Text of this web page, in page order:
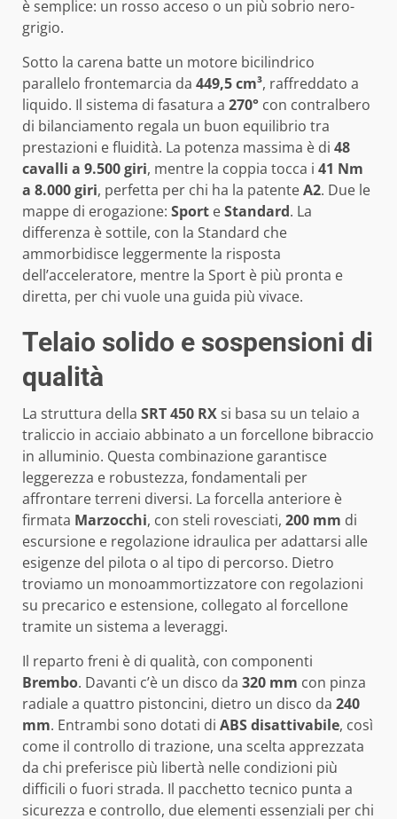
è semplice: un rosso acceso o un più sobrio nero-
grigio.
Sotto la carena batte un motore bicilindrico
parallelo frontemarcia da 449,5 cm³, raffreddato a
liquido. Il sistema di fasatura a 270° con contralbero
di bilanciamento regala un buon equilibrio tra
prestazioni e fluidità. La potenza massima è di 48
cavalli a 9.500 giri, mentre la coppia tocca i 41 Nm
a 8.000 giri, perfetta per chi ha la patenteA2. Due le
mappe di erogazione: Sport eStandard. La
differenza è sottile, con la Standard che
ammorbidisce leggermente la risposta
dell’acceleratore, mentre la Sport è più pronta e
diretta, per chi vuole una guida più vivace.
Telaio solido e sospensioni di
qualità
La struttura della SRT 450 RXsi basa su un telaio a
traliccio in acciaio abbinato a un forcellone bibraccio
in alluminio. Questa combinazione garantisce
leggerezza e robustezza, fondamentali per
affrontare terreni diversi. La forcella anteriore è
firmata Marzocchi, con steli rovesciati, 200 mm di
escursione e regolazione idraulica per adattarsi alle
esigenze del pilota o al tipo di percorso. Dietro
troviamo un monoammortizzatore con regolazioni
su precarico e estensione, collegato al forcellone
tramite un sistema a leveraggi.
Il reparto freni è di qualità, con componenti
Brembo. Davanti c’è un disco da 320 mm con pinza
radiale a quattro pistoncini, dietro un disco da 240
mm. Entrambi sono dotati di ABS disattivabile, così
come il controllo di trazione, una scelta apprezzata
da chi preferisce più libertà nelle condizioni più
difficili o fuori strada. Il pacchetto tecnico punta a
sicurezza e controllo, due elementi essenziali per chi